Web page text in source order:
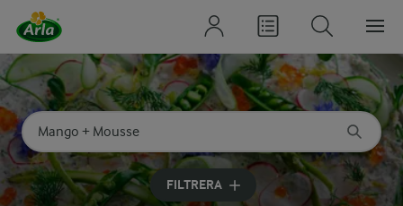
Sök på kategori eller ingrediens
Skriv in sökord för att få förslag
FILTRERA